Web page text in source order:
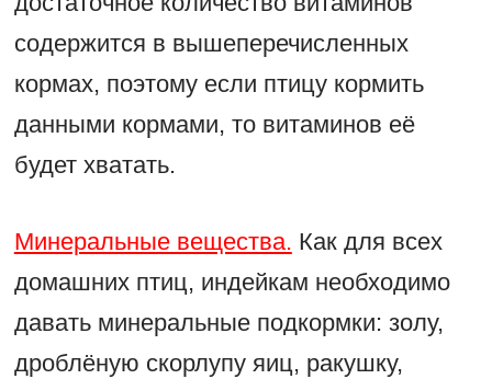
содержится в вышеперечисленных
кормах, поэтому если птицу кормить
данными кормами, то витаминов её
будет хватать.
Минеральные вещества. Как для всех
домашних птиц, индейкам необходимо
давать минеральные подкормки: золу,
дроблёную скорлупу яиц, ракушку,